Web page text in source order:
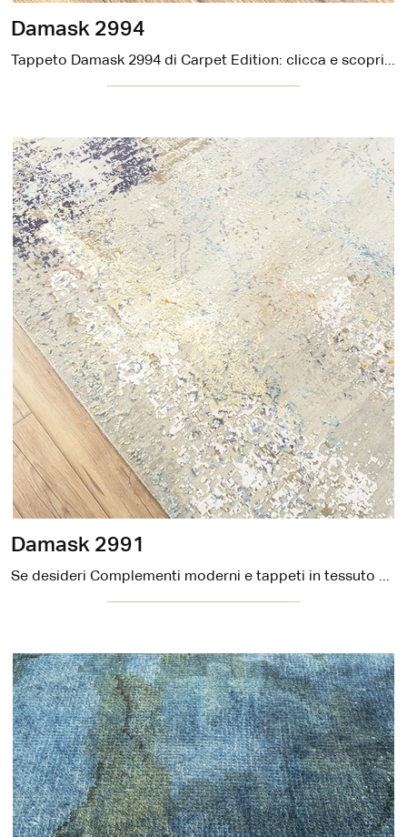
Damask 2994
Tappeto Damask 2994 di Carpet Edition: clicca e scopri di più sui Complementi e tappeti moderni in tessuto del noto e rinomato marchio!
Damask 2991
Se desideri Complementi moderni e tappeti in tessuto scopri di più sul modello Damask 2991 della firma Carpet Edition.